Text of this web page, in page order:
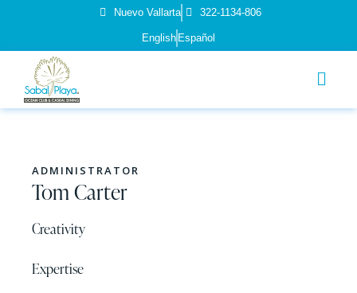
Nuevo Vallarta 322-1134-806
English Español
ADMINISTRATOR
Tom Carter
Creativity
Expertise